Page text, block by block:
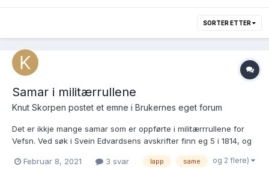
SORTER ETTER
Samar i militærrullene
Knut Skorpen postet et emne i Brukernes eget forum
Det er ikkje mange samar som er oppførte i militærrrullene for
Vefsn. Ved søk i Svein Edvardsens avskrifter finn eg 5 i 1814, og
Olsen" på "Jordbechslæt", nedst til venstre her:
Februar 8, 2021 3 svar lapp same og 2 flere)